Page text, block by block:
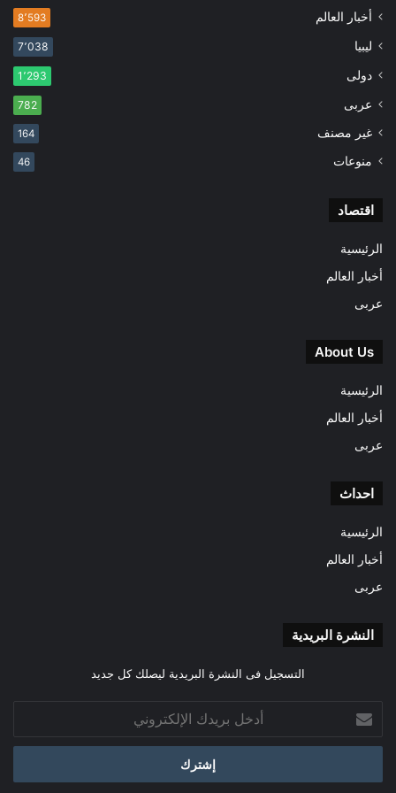
أخبار العالم 8٬593
ليبيا 7٬038
دولى 1٬293
عربى 782
غير مصنف 164
منوعات 46
اقتصاد
الرئيسية
أخبار العالم
عربى
About Us
الرئيسية
أخبار العالم
عربى
احداث
الرئيسية
أخبار العالم
عربى
النشرة البريدية
التسجيل فى النشرة البريدية ليصلك كل جديد
بريدك
الإلكتروني